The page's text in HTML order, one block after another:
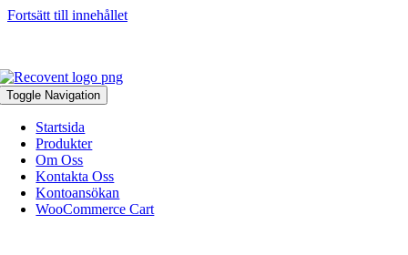
Fortsätt till innehållet
Toggle Navigation
Startsida
Produkter
Om Oss
Kontakta Oss
Kontoansökan
WooCommerce Cart